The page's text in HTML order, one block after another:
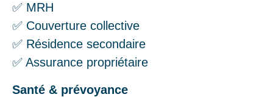
✅ MRH
✅ Couverture collective
✅ Résidence secondaire
✅ Assurance propriétaire
Santé & prévoyance